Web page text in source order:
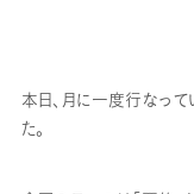
本日、月に一度行なっ
た。